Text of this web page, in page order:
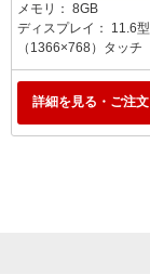
メモリ： 8GB
ディスプレイ： 11.6型
（1366×768）タッチ
詳細を見る・ご注文